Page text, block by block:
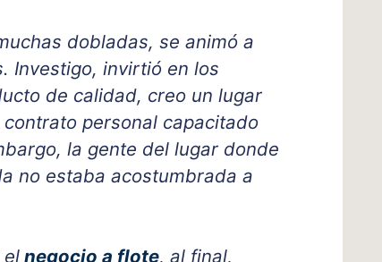
dobladas, se animó a
Investigo, invirtió en los
de calidad, creo un lugar
personal capacitado
la gente del lugar donde
no estaba acostumbrada a
elnegocio a flote, al final,